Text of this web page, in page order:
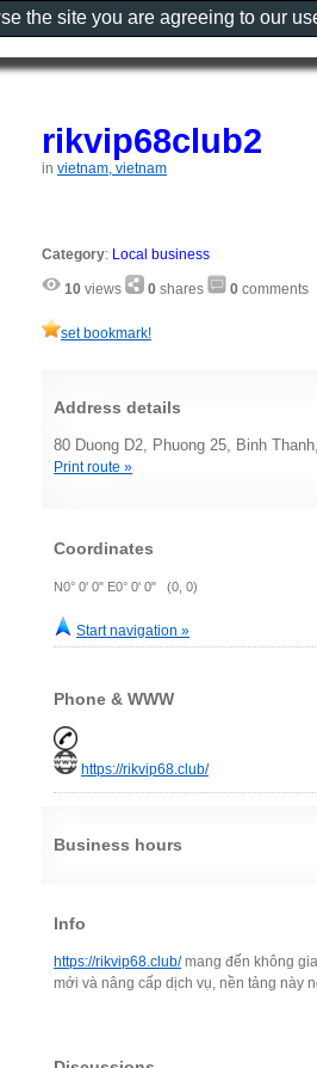
rikvip68club2
in vietnam, vietnam
Category: Local business
10 views 0 shares 0 comments
set bookmark!
Address details
80 Duong D2, Phuong 25, Binh
Print route »
Coordinates
N0° 0' 0" E0° 0' 0" (0, 0)
Start navigation »
Phone & WWW
https://rikvip68.club/
Business hours
Info
https://rikvip68.club/mang đến không
mới và nâng cấp dịch vụ, nền tảng này
the site you are agreeing to our